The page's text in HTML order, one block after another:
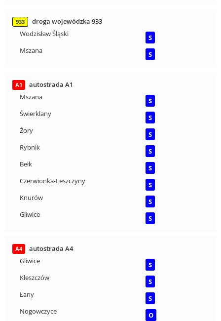
933
droga wojewódzka 933
Wodzisław Śląski
S
Mszana
S
A1
autostrada A1
Mszana
S
Świerklany
S
Żory
S
Rybnik
S
Bełk
S
Czerwionka-Leszczyny
S
Knurów
S
Gliwice
S
A4
autostrada A4
Gliwice
S
Kleszczów
S
Łany
S
Nogowczyce
O